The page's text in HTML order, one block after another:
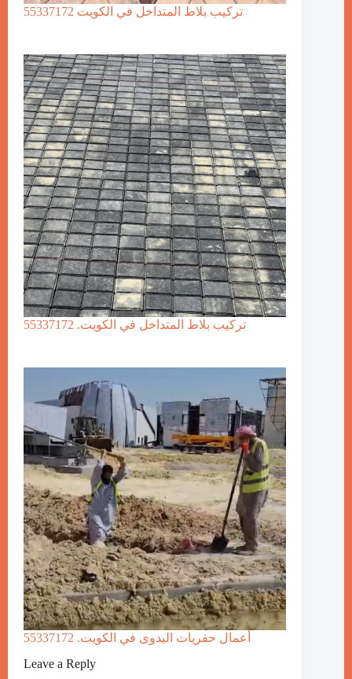
تركيب بلاط المتداخل في الكويت 55337172
تركيب بلاط المتداخل في الكويت. 55337172
أعمال حفريات اليدوى في الكويت. 55337172
Leave a Reply